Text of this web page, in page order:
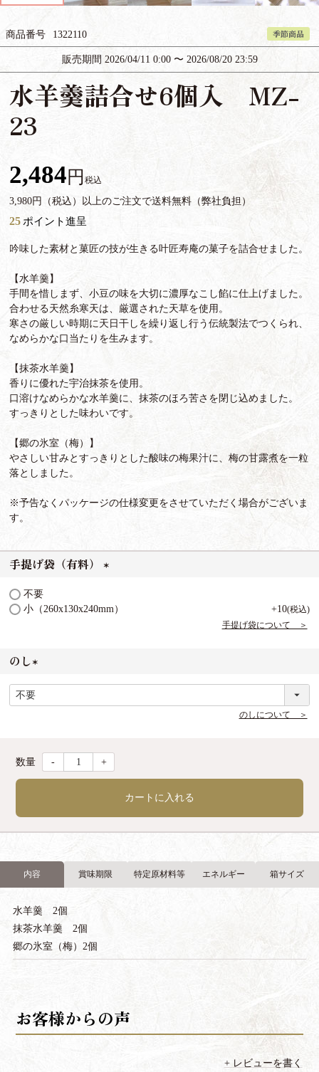
商品番号 1322110 季節商品
販売期間 2026/04/11 0:00 〜 2026/08/20 23:59
水羊羹詰合せ6個入 MZ-
23
2,484 税込
3,980円（税込）以上のご注文で送料無料（弊社負担）
25 ポイント進呈
吟味した素材と菓匠の技が生きる叶匠寿庵の菓子を詰合せました。
【水羊羹】
手間を惜しまず、小豆の味を大切に濃厚なこし餡に仕上げました。
合わせる天然糸寒天は、厳選された天草を使用。
寒さの厳しい時期に天日干しを繰り返し行う伝統製法でつくられ、
なめらかな口当たりを生みます。
【抹茶水羊羹】
香りに優れた宇治抹茶を使用。
口溶けなめらかな水羊羹に、抹茶のほろ苦さを閉じ込めました。
すっきりとした味わいです。
【郷の氷室（梅）】
やさしい甘みとすっきりとした酸味の梅果汁に、梅の甘露煮を一粒
落としました。
※予告なくパッケージの仕様変更をさせていただく場合がございま
す。
手提げ袋（有料）
不要
小（260x130x240mm）
+10 税込
手提げ袋について ＞
のし
(
必
のしについて ＞
- +
カートに入れる
内容 賞味期限 特定原材料等 エネルギー 箱サイズ
水羊羹 2個
抹茶水羊羹 2個
郷の氷室（梅）2個
レビューを書く